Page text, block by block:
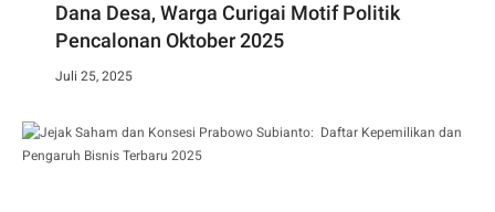
Dana Desa, Warga Curigai Motif Politik
Pencalonan Oktober 2025
Juli 25, 2025